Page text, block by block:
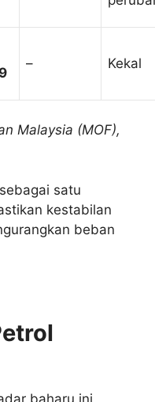
– Kekal
Malaysia (MOF),
satu
kestabilan
beban
baharu ini